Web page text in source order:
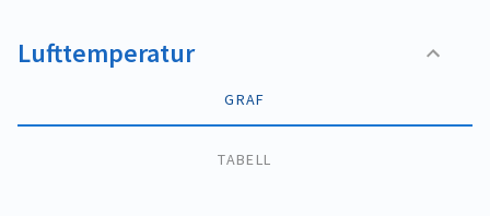
Lufttemperatur
GRAF
TABELL